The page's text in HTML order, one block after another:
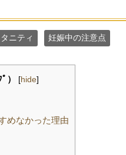
ニティ 妊娠中の注意点
） [hide]
めなかった理由